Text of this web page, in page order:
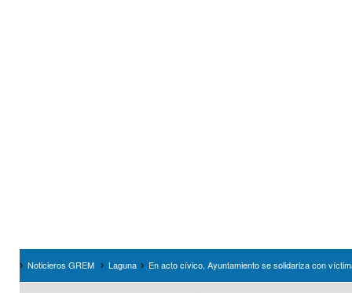
Noticieros GREM Laguna En acto cívico, Ayuntamiento se solidariza con